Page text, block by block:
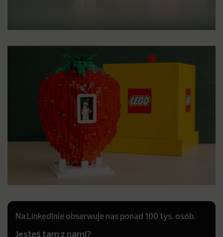
Na LinkedInie obserwuje nas ponad 100 tys. osób.
Jesteś tam z nami?